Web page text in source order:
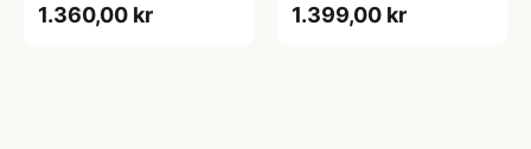
1.360,00 kr 1.399,00 kr